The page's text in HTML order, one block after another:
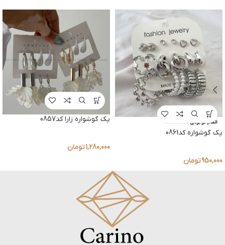
اتمام موجودی
پک گوشواره کد0861
950,000تومان
پک گوشواره زارا کد0857
1,280,000تومان